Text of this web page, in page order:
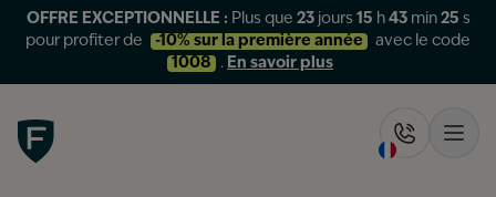
OFFRE EXCEPTIONNELLE : Plus que 23jours 15 h 43min 25 s
pour profiter de
-10% sur la première année
avec le code
1008
. En savoir plus
Figo